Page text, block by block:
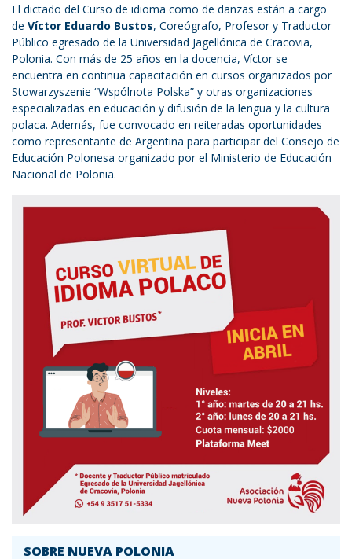
El dictado del Curso de idioma como de danzas están a cargo
de Víctor Eduardo Bustos, Coreógrafo, Profesor y Traductor
Público egresado de la Universidad Jagellónica de Cracovia,
Polonia. Con más de 25 años en la docencia, Víctor se
encuentra en continua capacitación en cursos organizados por
Stowarzyszenie “Wspólnota Polska” y otras organizaciones
especializadas en educación y difusión de la lengua y la cultura
polaca. Además, fue convocado en reiteradas oportunidades
como representante de Argentina para participar del Consejo de
Educación Polonesa organizado por el Ministerio de Educación
Nacional de Polonia.
SOBRE NUEVA POLONIA